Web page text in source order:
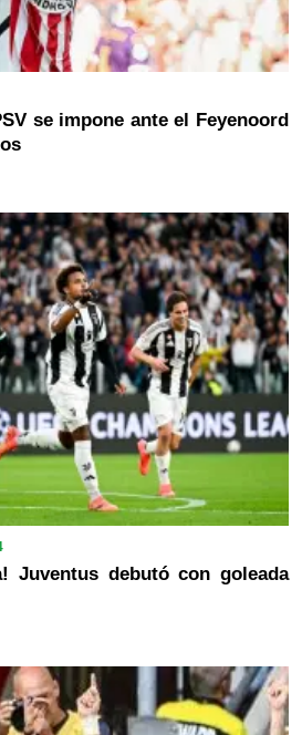
se impone ante el Feyenoord
Juventus debutó con goleada